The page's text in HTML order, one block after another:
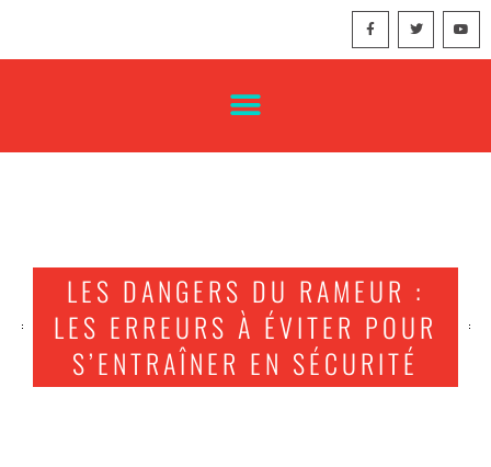
LES DANGERS DU RAMEUR :
LES ERREURS À ÉVITER POUR
S’ENTRAÎNER EN SÉCURITÉ